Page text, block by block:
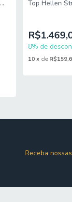
Top Hellen
8% de
10 x de
Receba